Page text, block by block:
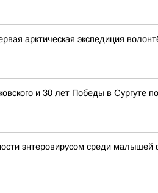
арктическая экспедиция
и 30 лет Победы в Сургуте
энтеровирусом среди